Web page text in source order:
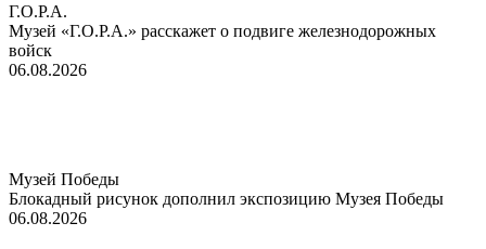
Г.О.Р.А.
Музей «Г.О.Р.А.» расскажет о подвиге железнодорожных
войск
06.08.2026
Музей Победы
Блокадный рисунок дополнил экспозицию Музея Победы
06.08.2026